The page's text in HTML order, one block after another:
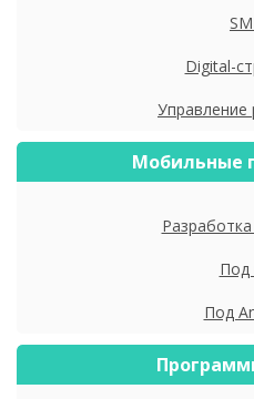
Digital-
Управление
Мобильные
Под
Под